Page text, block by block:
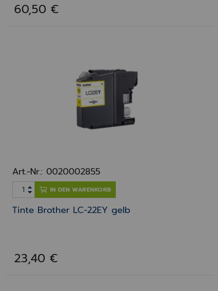
60,50 €
Art.-Nr.: 0020002855
IN DEN WARENKORB
Tinte Brother LC-22EY gelb
23,40 €